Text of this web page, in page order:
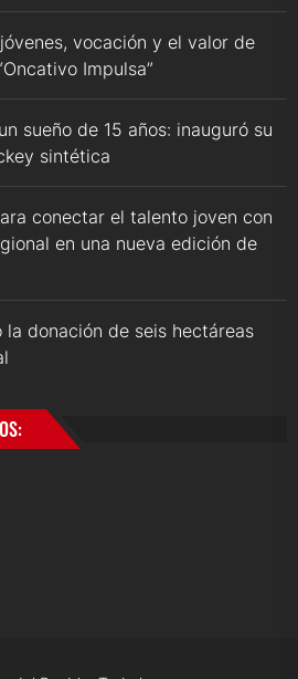
vocación y el valor de
Impulsa”
sueño de 15 años: inauguró su
sintética
conectar el talento joven con
en una nueva edición de
la donación de seis hectáreas